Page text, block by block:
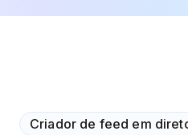
Criador de feed em